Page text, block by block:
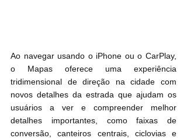
Ao navegar usando o iPhone ou o CarPlay,
o Mapas oferece uma experiência
tridimensional de direção na cidade com
novos detalhes da estrada que ajudam os
usuários a ver e compreender melhor
detalhes importantes, como faixas de
conversão, canteiros centrais, ciclovias e